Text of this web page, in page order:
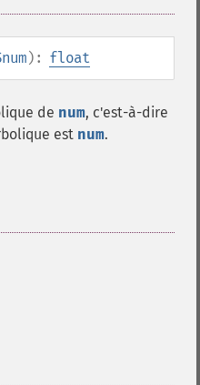
): float
de num, c'est-à-dire
est num.